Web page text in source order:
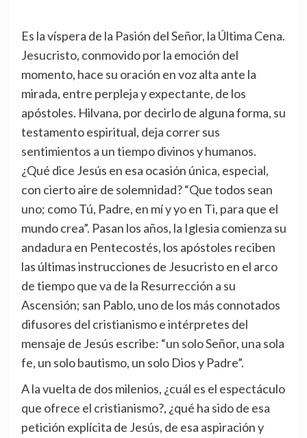
Es la víspera de la Pasión del Señor, la Última Cena.
Jesucristo, conmovido por la emoción del
momento, hace su oración en voz alta ante la
mirada, entre perpleja y expectante, de los
apóstoles. Hilvana, por decirlo de alguna forma, su
testamento espiritual, deja correr sus
sentimientos a un tiempo divinos y humanos.
¿Qué dice Jesús en esa ocasión única, especial,
con cierto aire de solemnidad? “Que todos sean
uno; como Tú, Padre, en mí y yo en Ti, para que el
mundo crea”. Pasan los años, la Iglesia comienza su
andadura en Pentecostés, los apóstoles reciben
las últimas instrucciones de Jesucristo en el arco
de tiempo que va de la Resurrección a su
Ascensión; san Pablo, uno de los más connotados
difusores del cristianismo e intérpretes del
mensaje de Jesús escribe: “un solo Señor, una sola
fe, un solo bautismo, un solo Dios y Padre”.
A la vuelta de dos milenios, ¿cuál es el espectáculo
que ofrece el cristianismo?, ¿qué ha sido de esa
petición explícita de Jesús, de esa aspiración y